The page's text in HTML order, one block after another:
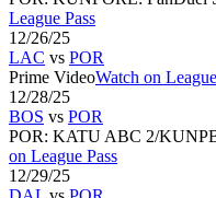
League Pass
12/26/25
LAC vs POR
Prime VideoWatch on
12/28/25
BOS vs POR
POR: KATU ABC 2/KUNP
on League Pass
12/29/25